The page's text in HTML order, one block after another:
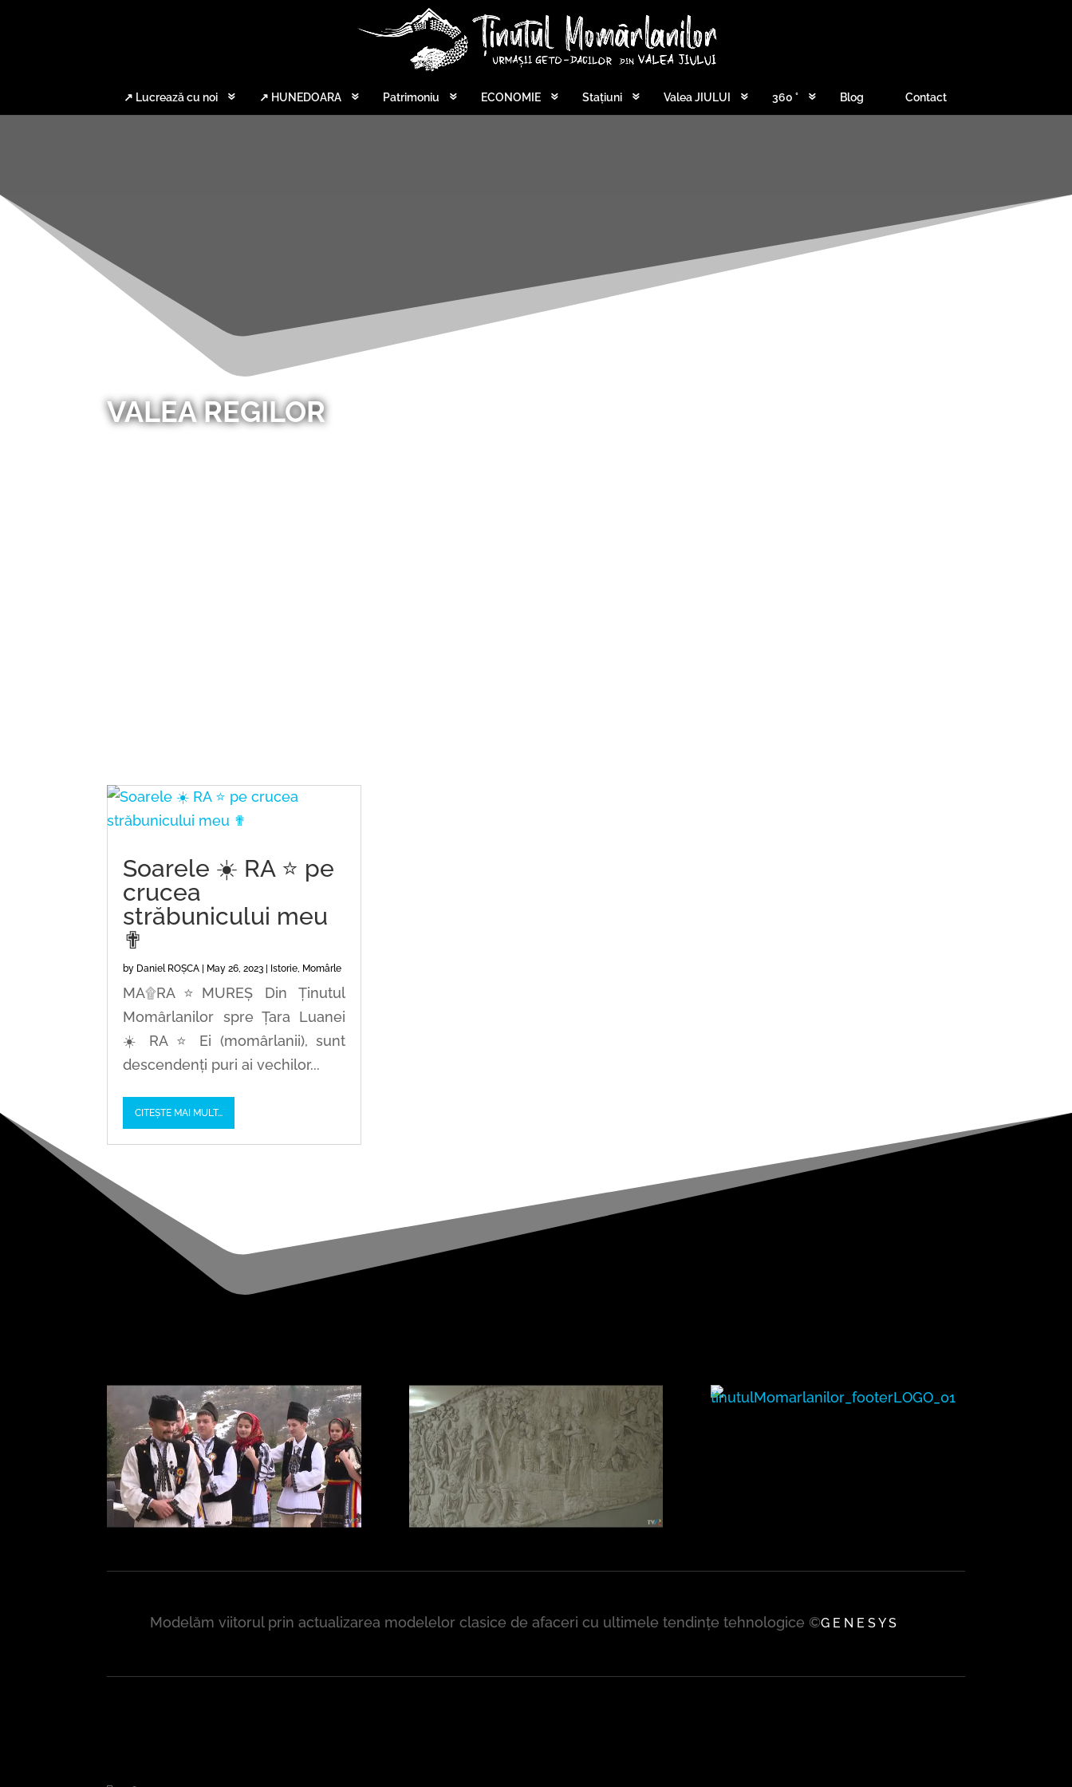
↗ Lucrează cu noi ↗ HUNEDOARA Patrimoniu ECONOMIE Stațiuni Valea JIULUI 360 ° Blog Contact
VALEA REGILOR
Soarele ☀️ RA ⭐ pe
crucea
străbunicului meu
✟
by Daniel ROȘCA May 26, 2023 Istorie, Momârle
MA۩RA⭐MUREȘ Din Ținutul
Momârlanilor spre Țara Luanei
☀️ RA ⭐ Ei (momârlanii), sunt
descendenți puri ai vechilor...
CITEȘTE MAI MULT...
Modelăm viitorul prin actualizarea modelelor clasice de afaceri cu ultimele tendințe tehnologice ©G E N E S Y S